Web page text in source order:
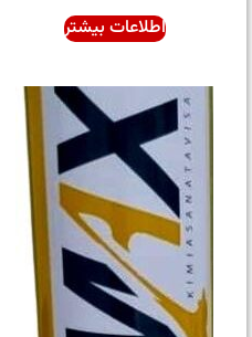
اطلاعات بیشتر